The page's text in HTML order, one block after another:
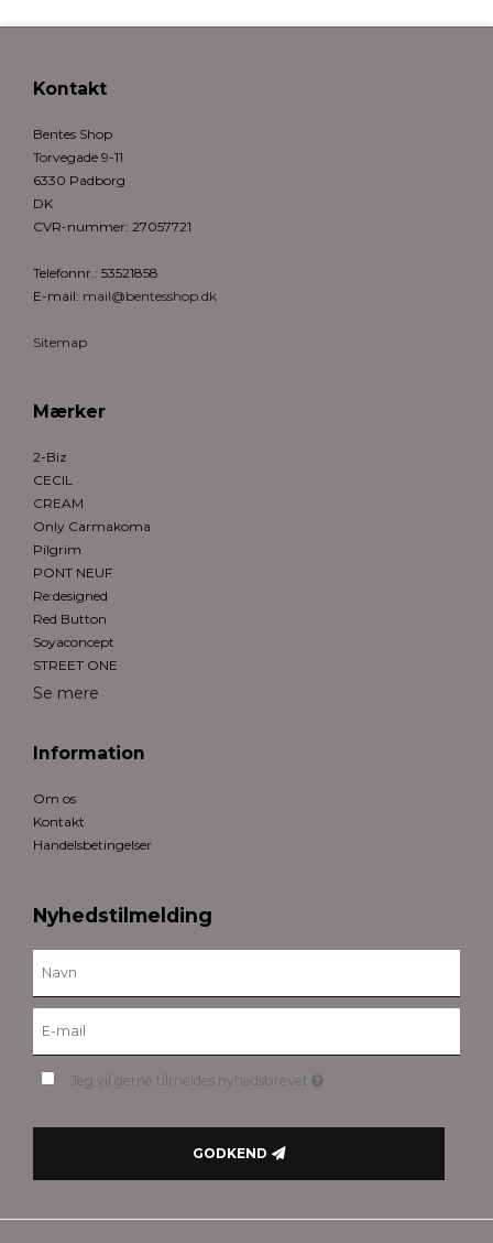
Kontakt
Bentes Shop
Torvegade 9-11
6330 Padborg
DK
CVR-nummer: 27057721
Telefonnr.: 53521858
E-mail: mail@bentesshop.dk
Sitemap
Mærker
2-Biz
CECIL
CREAM
Only Carmakoma
Pilgrim
PONT NEUF
Re:designed
Red Button
Soyaconcept
STREET ONE
Se mere
Information
Om os
Kontakt
Handelsbetingelser
Nyhedstilmelding
Jeg vil gerne tilmeldes nyhedsbrevet
GODKEND